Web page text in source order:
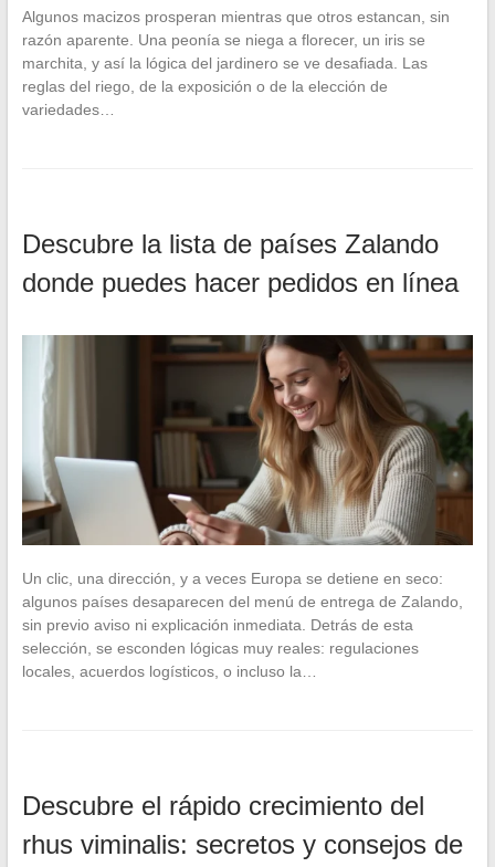
Algunos macizos prosperan mientras que otros estancan, sin
razón aparente. Una peonía se niega a florecer, un iris se
marchita, y así la lógica del jardinero se ve desafiada. Las
reglas del riego, de la exposición o de la elección de
variedades…
Descubre la lista de países Zalando
donde puedes hacer pedidos en línea
Un clic, una dirección, y a veces Europa se detiene en seco:
algunos países desaparecen del menú de entrega de Zalando,
sin previo aviso ni explicación inmediata. Detrás de esta
selección, se esconden lógicas muy reales: regulaciones
locales, acuerdos logísticos, o incluso la…
Descubre el rápido crecimiento del
rhus viminalis: secretos y consejos de